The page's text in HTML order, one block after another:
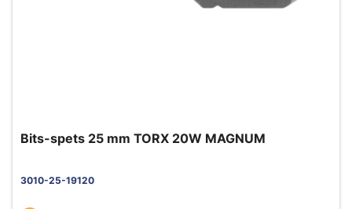
Bits-spets 25 mm TORX 20W MAGNUM
3010-25-19120